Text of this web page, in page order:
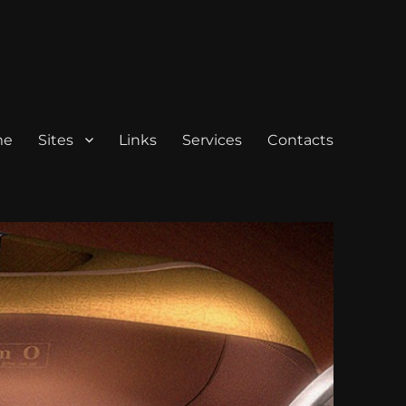
Sites Links Services Contacts